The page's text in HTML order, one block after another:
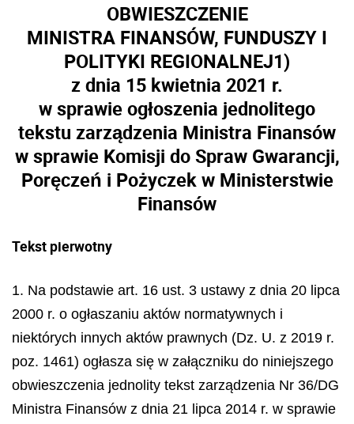
OBWIESZCZENIE
MINISTRA FINANSÓW, FUNDUSZY I
POLITYKI REGIONALNEJ1)
z dnia 15 kwietnia 2021 r.
w sprawie ogłoszenia jednolitego
tekstu zarządzenia Ministra Finansów
w sprawie Komisji do Spraw Gwarancji,
Poręczeń i Pożyczek w Ministerstwie
Finansów
Tekst pierwotny
1. Na podstawie art. 16 ust. 3 ustawy z dnia 20 lipca
2000 r. o ogłaszaniu aktów normatywnych i
niektórych innych aktów prawnych (Dz. U. z 2019 r.
poz. 1461) ogłasza się w załączniku do niniejszego
obwieszczenia jednolity tekst zarządzenia Nr 36/DG
Ministra Finansów z dnia 21 lipca 2014 r. w sprawie